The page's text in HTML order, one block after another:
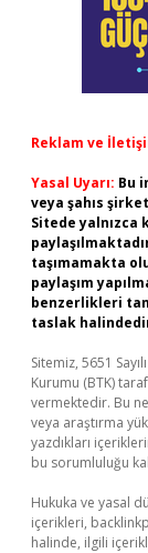
Reklam ve
Yasal Uyarı: Bu
veya şahıs
Sitede yalnızca
taşımamakta
paylaşım
benzerlikleri
taslak
Sitemiz, 5651
Kurumu (BTK)
vermektedir. Bu
veya araştırma
yazdıkları
bu sorumluluğu
Hukuka ve yasal
içerikleri,
halinde, ilgili